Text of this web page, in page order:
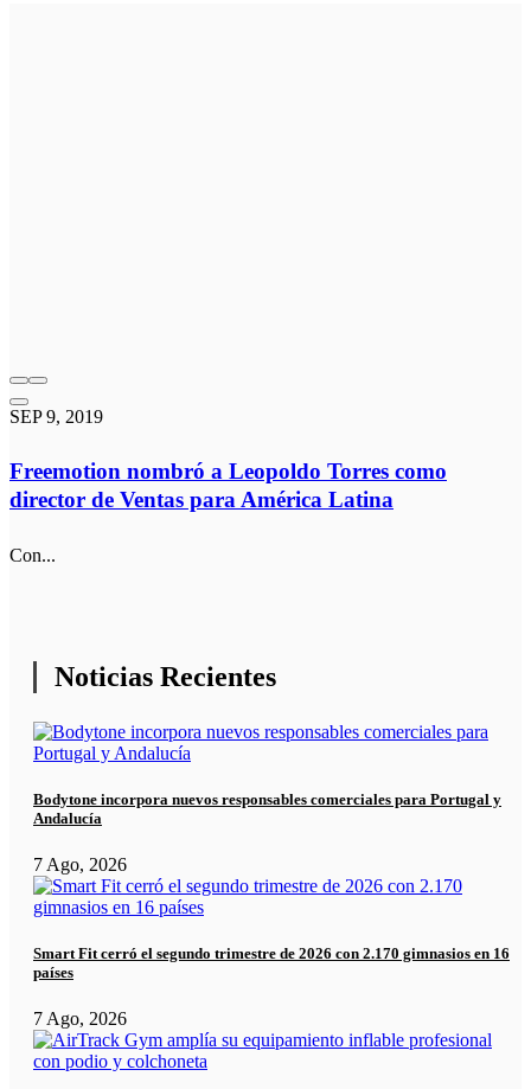
SEP 9, 2019
Freemotion nombró a Leopoldo Torres como
director de Ventas para América Latina
Con...
Noticias Recientes
Bodytone incorpora nuevos responsables comerciales para Portugal y
Andalucía
7 Ago, 2026
Smart Fit cerró el segundo trimestre de 2026 con 2.170 gimnasios en 16
países
7 Ago, 2026